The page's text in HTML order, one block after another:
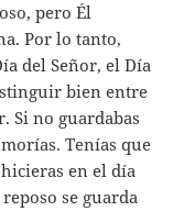
pero Él
Por lo tanto,
del Señor, el Día
bien entre
Si no guardabas
Tenías que
en el día
se guarda